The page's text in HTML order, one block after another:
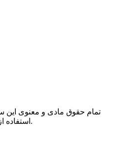
تمام حقوق مادی و معنوی این
استفاده از مطالب با ذکر منبع بلامانع است.